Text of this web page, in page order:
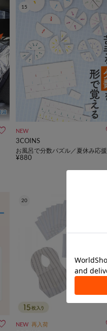
15
NEW
3COINS
お風呂で分数パズル／夏休み応援
¥880
20
NEW 再入荷